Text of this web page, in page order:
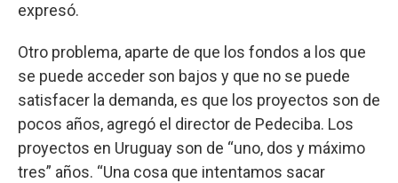
expresó.
Otro problema, aparte de que los fondos a los que
se puede acceder son bajos y que no se puede
satisfacer la demanda, es que los proyectos son de
pocos años, agregó el director de Pedeciba. Los
proyectos en Uruguay son de “uno, dos y máximo
tres” años. “Una cosa que intentamos sacar